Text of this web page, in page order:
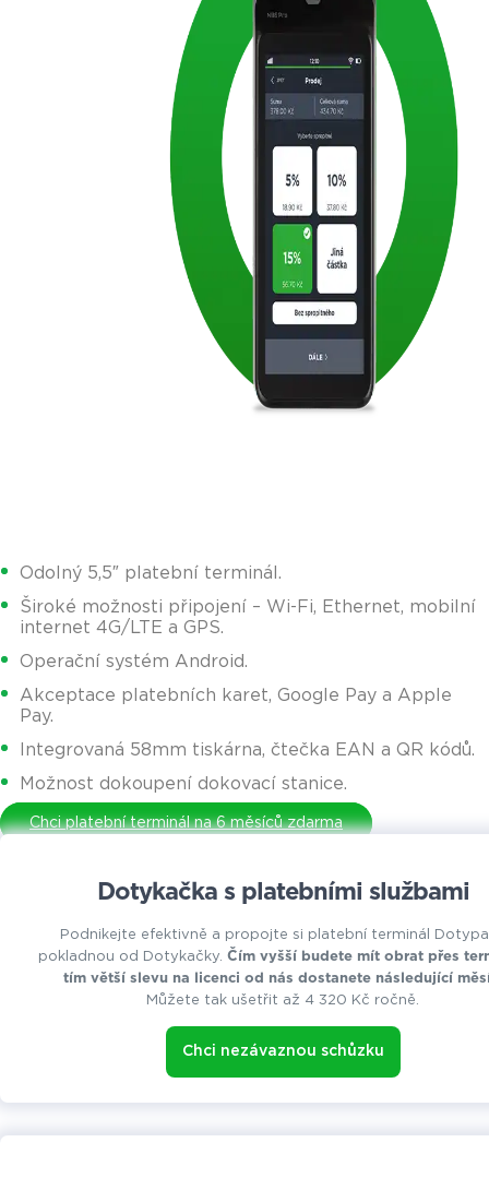
Odolný 5,5″ platební terminál.
Široké možnosti připojení – Wi-Fi, Ethernet, mobilní
internet 4G/LTE a GPS.
Operační systém Android.
Akceptace platebních karet, Google Pay a Apple
Pay.
Integrovaná 58mm tiskárna, čtečka EAN a QR kódů.
Možnost dokoupení dokovací stanice.
Chci platební terminál na 6 měsíců zdarma
Dotykačka s platebními službami
Podnikejte efektivně a propojte si platební terminál
pokladnou od Dotykačky. Čím vyšší budete mít obrat přes
tím větší slevu na licenci od nás dostanete následující
Můžete tak ušetřit až 4 320 Kč ročně.
Chci nezávaznou schůzku